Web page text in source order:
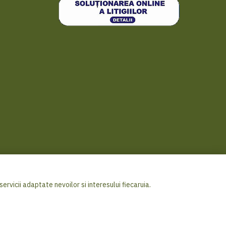
Distribution S.A. - Toate drepturile rezervate
adaptate nevoilor si interesului fiecaruia.